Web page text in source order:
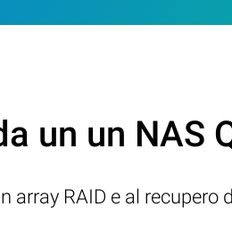
un un NAS
array RAID e al recupero